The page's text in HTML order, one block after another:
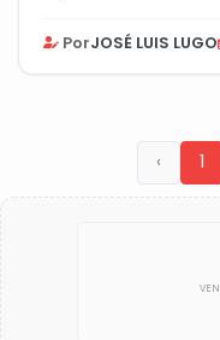
PorJOSÉ LUIS LUGO
‹ 1